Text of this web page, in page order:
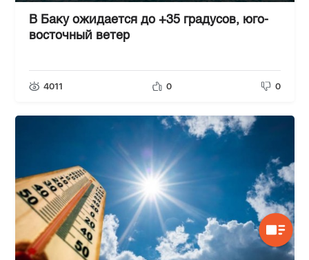
В Баку ожидается до +35 градусов, юго-
восточный ветер
4011 0 0